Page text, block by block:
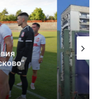
Бонев от